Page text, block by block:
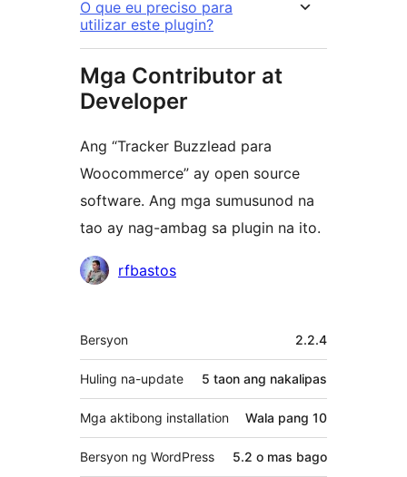
O que eu preciso para
utilizar este plugin?
Mga Contributor at
Developer
Ang “Tracker Buzzlead para
Woocommerce” ay open source
software. Ang mga sumusunod na
tao ay nag-ambag sa plugin na ito.
Mga rfbastos
Meta
Bersyon 2.2.4
Huling na-update 5 taon ang nakalipas
Mga aktibong installation Wala pang 10
Bersyon ng WordPress 5.2 o mas bago